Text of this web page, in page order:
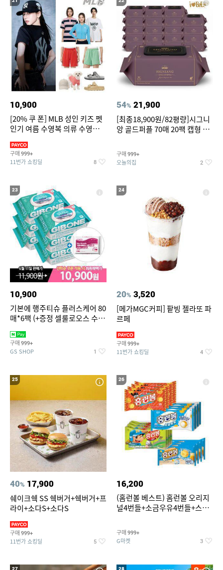
10,900
[20% 쿠 폰] MLB 성인 키즈 펫
인기 여름 수영복 의류 수영복
구매 999+
11번가 쇼킹딜 8
54% 21,900
[최종18,900원/82평량]시그니
앙 골드퍼플 70매 20팩 캡형 아
구매 999+
오늘의집 2
23
10,900
기본에 행주티슈 플러스케어 80
매*6팩 (+증정 셀룰로오스 수세
구매 999+
GS SHOP 1
24
20% 3,520
[메가MGC커피] 팥빙 젤라또 파
르페
구매 999+
11번가 쇼킹딜 4
25
40% 17,900
쉐이크쉑 SS 쉑버거+쉑버거+프
라이+소다S+소다S
구매 999+
11번가 쇼킹딜 5
26
16,200
(홈런볼 베스트) 홈런볼 오리지
널4번들+소금우유4번들+스윗
콘맛4번들
구매 999+
G마켓 3